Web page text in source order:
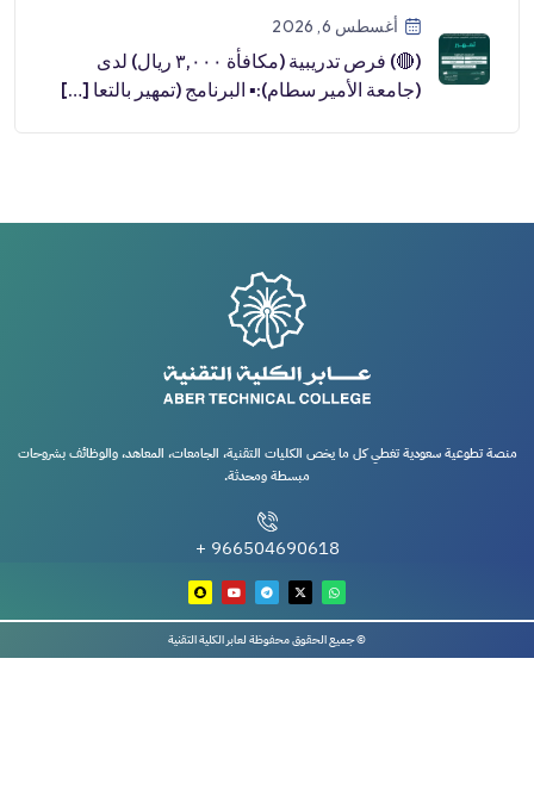
أغسطس 6, 2026
(🔴) فرص تدريبية (مكافأة ٣,٠٠٠ ريال) لدى
(جامعة الأمير سطام):▪️ البرنامج (تمهير بالتعا […]
منصة تطوعية سعودية تغطي كل ما يخص الكليات التقنية، الجامعات، المعاهد، والوظائف بشروحات
مبسطة ومحدثة.
966504690618 +
© جميع الحقوق محفوظة لعابر الكلية التقنية